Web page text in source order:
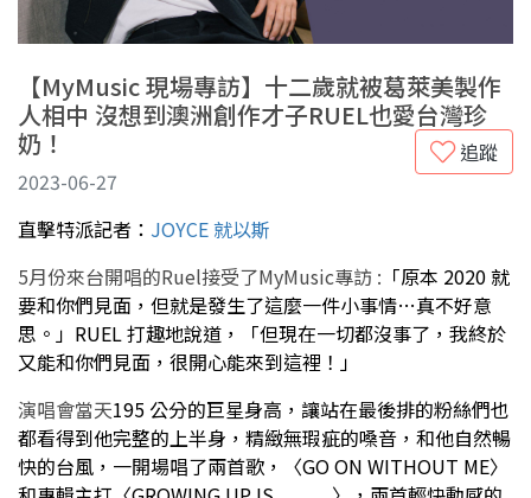
【MyMusic 現場專訪】十二歲就被葛萊美製作
人相中 沒想到澳洲創作才子RUEL也愛台灣珍
奶！
追蹤
2023-06-27
直擊特派記者： JOYCE 就以斯
5月份來台開唱的Ruel接受了MyMusic專訪 : 「原本 2020 就
要和你們見面，但就是發生了這麼一件小事情…真不好意
思。」RUEL 打趣地說道，「但現在一切都沒事了，我終於
又能和你們見面，很開心能來到這裡！」
演唱會當天195 公分的巨星身高，讓站在最後排的粉絲們也
都看得到他完整的上半身，精緻無瑕疵的嗓音，和他自然暢
快的台風，一開場唱了兩首歌，〈GO ON WITHOUT ME〉